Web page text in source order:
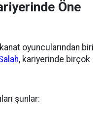
Öne
oyuncularından biri
, kariyerinde birçok
şunlar: